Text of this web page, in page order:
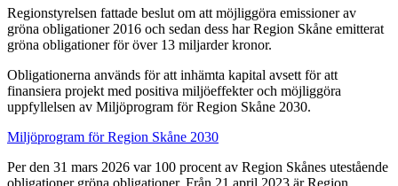
Regionstyrelsen fattade beslut om att möjliggöra emissioner av
gröna obligationer 2016 och sedan dess har Region Skåne emitterat
gröna obligationer för över 13 miljarder kronor.
Obligationerna används för att inhämta kapital avsett för att
finansiera projekt med positiva miljöeffekter och möjliggöra
uppfyllelsen av Miljöprogram för Region Skåne 2030.
Miljöprogram för Region Skåne 2030
Per den 31 mars 2026 var 100 procent av Region Skånes utestående
obligationer gröna obligationer. Från 21 april 2023 är Region